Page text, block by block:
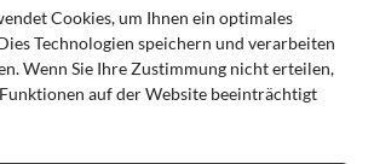
Cookies, um Ihnen ein optimales
Technologien speichern und verarbeiten
Wenn Sie Ihre Zustimmung nicht erteilen,
auf der Website beeinträchtigt
Kundeninformationen Datenschutz
(EU) Impressum